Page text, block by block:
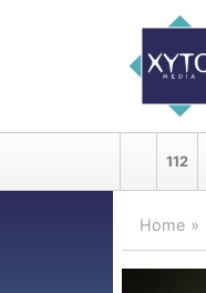
112
Home